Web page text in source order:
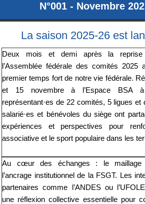
N°001 - Novembre
La saison 2025-26 est
Deux mois et demi après la
l’Assemblée fédérale des comités 2025
premier temps fort de notre vie fédérale.
et 15 novembre à l’Espace BSA
représentant·es de 22 comités, 5 ligues et
salarié·es et bénévoles du siège ont
expériences et perspectives pour
associative et le sport populaire dans les
Au cœur des échanges : le maillage
l’ancrage institutionnel de la FSGT. Les
partenaires comme l’ANDES ou
une réflexion collective essentielle pour